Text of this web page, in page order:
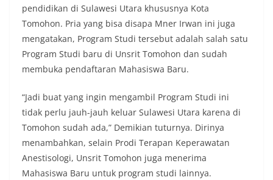
pendidikan di Sulawesi Utara khususnya Kota
Tomohon. Pria yang bisa disapa Mner Irwan ini juga
mengatakan, Program Studi tersebut adalah salah satu
Program Studi baru di Unsrit Tomohon dan sudah
membuka pendaftaran Mahasiswa Baru.
“Jadi buat yang ingin mengambil Program Studi ini
tidak perlu jauh-jauh keluar Sulawesi Utara karena di
Tomohon sudah ada,” Demikian tuturnya. Dirinya
menambahkan, selain Prodi Terapan Keperawatan
Anestisologi, Unsrit Tomohon juga menerima
Mahasiswa Baru untuk program studi lainnya.